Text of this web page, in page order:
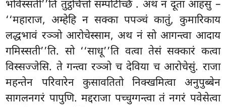
भविस्सती’’ति तुट्ठचित्तो सम्पटिच्छि . अथ नं दूता आहंसु –
‘‘महाराज, अम्हेहिन सक्का पपञ्चं कातुं, कुमारिकाय
लद्धभावं रञ्ञो आरोचेस्साम, अथ नं सो आगन्त्वा आदाय
गमिस्सती’’ति. सो ‘‘साधू’’ति वत्वा तेसं सक्कारं कत्वा
विस्सज्जेसि. ते गन्त्वा रञ्ञो च देविया च आरोचेसुं. राजा
महन्तेन परिवारेन कुसावतितो निक्खमित्वा अनुपुब्बेन
सागलनगरं पापुणि. मद्दराजा पच्चुग्गन्त्वा तं नगरं पवेसेत्वा